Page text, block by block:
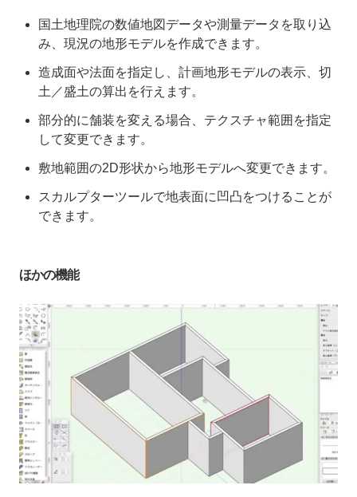
国土地理院の数値地図データや測量データを取り込
み、現況の地形モデルを作成できます。
造成面や法面を指定し、計画地形モデルの表示、切
土／盛土の算出を行えます。
部分的に舗装を変える場合、テクスチャ範囲を指定
して変更できます。
敷地範囲の2D形状から地形モデルへ変更できます。
スカルプターツールで地表面に凹凸をつけることが
できます。
ほかの機能